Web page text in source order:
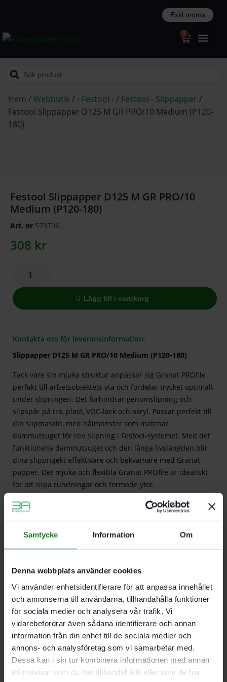
Samtycke Information Om
Denna webbplats använder cookies
Vi använder enhetsidentifierare för att anpassa innehållet
och annonserna till användarna, tillhandahålla funktioner
för sociala medier och analysera vår trafik. Vi
vidarebefordrar även sådana identifierare och annan
information från din enhet till de sociala medier och
annons- och analysföretag som vi samarbetar med.
Dessa kan i sin tur kombinera informationen med annan
information som du har tillhandahållit eller som de har
0
Hem /Webbutik/ - Festool -/ Festool - Slippapper /
Festool Slippapper D125 M GR PRO/10 Medium (P120-
180)
Festool Slippapper D125 M GR PRO/10
Medium (P120-180)
Art. nr 578796
308 kr
Lägg till i varukorg
Kontakta oss för leveransinformation.
Slippapper D125 M GR PRO/10 Medium (P120-180)
Tack vare sin mjuka struktur anpassar sig Granat PROfile
perfekt till arbetsobjektets yta och fördelar trycket optimalt
under slipningen. Det förhindrar genomslipning och
slipspår på trä, plast, VOC-lack och akryl. Passar perfekt till
din slipmaskin, med hålmönster som matchar
dammutsuget för ren slipning i Festool-systemet. Med det
funktionella dammutsuget och den långa livslängden blir
dina slipprojekt effektivare och bekvämare med Granat-
papper. Det mjuka och flexibla Granat PROfile är idealiskt
för att slipa rundningar och formade ytor.
lev.omfattning:
Passar till.
RO 125, ES 125, ETS 125, ETSC 125, ETSC 2 125, ES-ETS
125, ES-ETSC 125, ETS EC 125, LEX 125
Det finns inga recensioner än.
Bli först med att recensera ”Festool Slippapper D125 M